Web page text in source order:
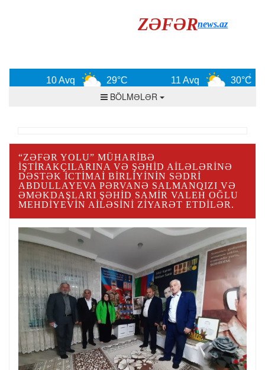
ZƏFƏRnews.az
10 Avq 29°C 11 Avq 30°C
BÖLMƏLƏR
“ZƏFƏR YOLU” MÜHARIBƏ
İŞTIRAKÇILARINA VƏ ŞƏHID AILƏLƏRINƏ
DƏSTƏK İCTIMAI BIRLIYININ SƏDRI
ABDULLAYEVA PƏRVANƏ SALMANQIZI VƏ
ƏMƏKDAŞLARI ŞƏHID SAMIR VALEH OĞLU
MEHDIYEVIN AILƏSINI ZIYARƏT ETDILƏR.